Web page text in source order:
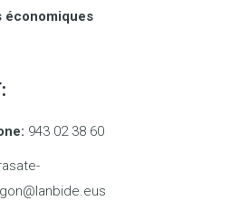
économiques
943 02 38 60